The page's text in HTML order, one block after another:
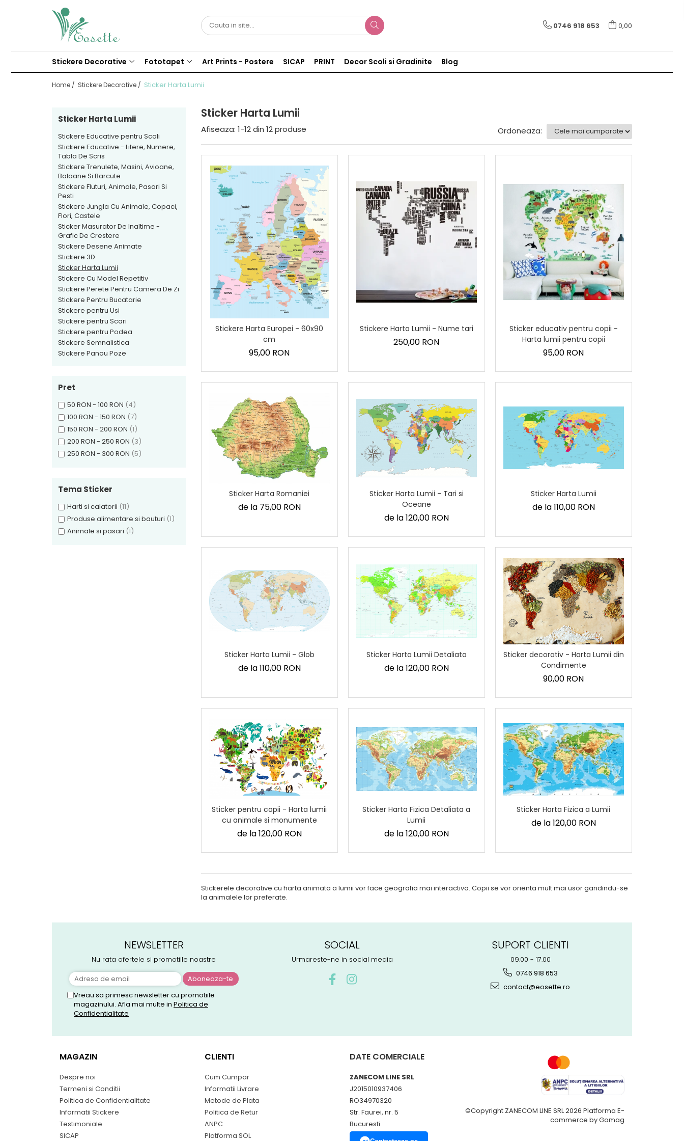
Stickere Decorative
Stickere Educative - Litere,
Numere, Tabla De Scris
Stickere Fluturi, Animale, Pasari
Stickere Jungla Cu Animale,
Copaci, Flori, Castele
Sticker Masurator De Inaltime -
Grafic De Crestere
Stickere Desene Animate
Sticker Harta Lumii
Stickere Cu Model Repetitiv
Stickere Perete Pentru Camera
Stickere Pentru Bucatarie
Stickere pentru Usi
Stickere pentru Scari
Stickere pentru Podea
Stickere Semnalistica
Fototapet Design
Fototapet Floral
Fototapet Urban
0746 918 653 0,00
Stickere Decorative Fototapet Art Prints - Postere SICAP PRINT Decor Scoli si Gradinite Blog
Home / Stickere Decorative / Sticker Harta Lumii
Sticker Harta Lumii
Sticker Harta Lumii
Stickere Educative pentru Scoli
Stickere Educative - Litere, Numere,
Tabla De Scris
Stickere Trenulete, Masini, Avioane,
Baloane Si Barcute
Stickere Fluturi, Animale, Pasari Si
Pesti
Stickere Jungla Cu Animale, Copaci,
Flori, Castele
Sticker Masurator De Inaltime -
Grafic De Crestere
Stickere Desene Animate
Stickere 3D
Sticker Harta Lumii
Stickere Cu Model Repetitiv
Stickere Perete Pentru Camera De Zi
Stickere Pentru Bucatarie
Stickere pentru Usi
Stickere pentru Scari
Stickere pentru Podea
Stickere Semnalistica
Stickere Panou Poze
Pret
50 RON - 100 RON (4)
100 RON - 150 RON (7)
150 RON - 200 RON (1)
200 RON - 250 RON (3)
250 RON - 300 RON (5)
Tema Sticker
Harti si calatorii (11)
Produse alimentare si bauturi (1)
Animale si pasari (1)
Afiseaza: 1-12din 12 produse Ordoneaza:
Stickere Harta Europei - 60x90
cm
95,00 RON
Stickere Harta Lumii - Nume tari
250,00 RON
Sticker educativ pentru copii -
Harta lumii pentru copii
95,00 RON
Sticker Harta Romaniei
de la 75,00 RON
Sticker Harta Lumii - Tari si
Oceane
de la 120,00 RON
Sticker Harta Lumii
de la 110,00 RON
Sticker Harta Lumii - Glob
de la 110,00 RON
Sticker Harta Lumii Detaliata
de la 120,00 RON
Sticker decorativ - Harta Lumii din
Condimente
90,00 RON
Sticker pentru copii - Harta lumii
cu animale si monumente
de la 120,00 RON
Sticker Harta Fizica Detaliata a
Lumii
de la 120,00 RON
Sticker Harta Fizica a Lumii
de la 120,00 RON
Stickerele decorative cu harta animata a lumii vor face geografia mai interactiva. Copii se vor orienta mult mai usor gandindu-se
la animalele lor preferate.
NEWSLETTER
Nu rata ofertele si promotiile noastre
Vreau sa primesc newsletter cu promotiile
magazinului. Afla mai multe in Politica de
Confidentialitate
SOCIAL
Urmareste-ne in social media
SUPORT CLIENTI
09.00 - 17.00
0746 918 653
contact@eosette.ro
MAGAZIN
Despre noi
Termeni si Conditii
Politica de Confidentialitate
Informatii Stickere
Testimoniale
SICAP
CLIENTI
Cum Cumpar
Informatii Livrare
Metode de Plata
Politica de Retur
ANPC
Platforma SOL
DATE COMERCIALE
ZANECOM LINE SRL
J2015010937406
RO34970320
Str. Faurei, nr. 5
Bucuresti
©Copyright ZANECOM LINE SRL 2026 Platforma E-
commerce by Gomag